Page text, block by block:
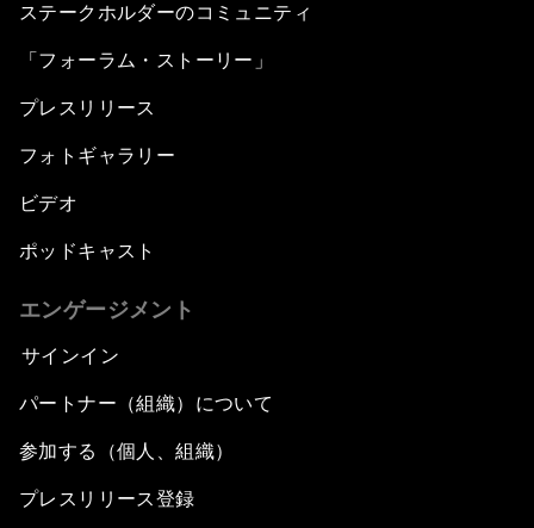
Radically Reinventing Social Systems
Shaping Globalization 4.0
Automated Markets
Managing a Global Garbage Crisis
Plastic Pollution: An End in Sight?
ステークホルダーのコミュニティ
「フォーラム・ストーリー」
プレスリリース
フォトギャラリー
ビデオ
ポッドキャスト
エンゲージメント
サインイン
パートナー（組織）について
参加する（個人、組織）
プレスリリース登録